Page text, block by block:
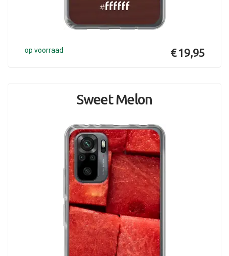
op voorraad € 19,95
Sweet Melon